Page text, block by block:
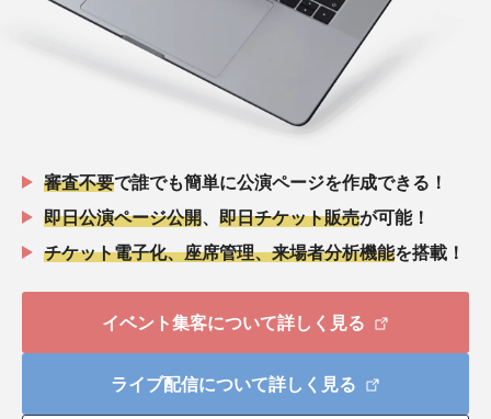
審査不要で誰でも簡単に公演ページを作成できる！
即日公演ページ公開
即日チケット販売が可能！
チケット電子化、座席管理、来場者分析機能を搭載！
イベント集客について詳しく見る
ライブ配信について詳しく見る